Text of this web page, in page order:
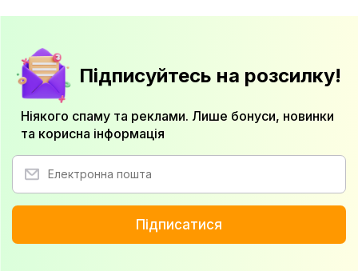
Підписуйтесь на розсилку!
Ніякого спаму та реклами. Лише бонуси, новинки
та корисна інформація
Підписатися